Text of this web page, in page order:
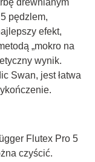
drewnianym
pędzlem,
efekt,
„mokro na
wynik.
Swan, jest łatwa
Flutex Pro 5
czyścić.